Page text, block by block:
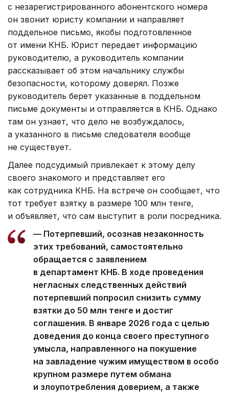
с незарегистрированного абонентского номера
он звонит юристу компании и направляет
поддельное письмо, якобы подготовленное
от имени КНБ. Юрист передает информацию
руководителю, а руководитель компании
рассказывает об этом начальнику службы
безопасности, которому доверял. Позже
руководитель берет указанные в поддельном
письме документы и отправляется в КНБ. Однако
там он узнает, что дело не возбуждалось,
а указанного в письме следователя вообще
не существует.
Далее подсудимый привлекает к этому делу
своего знакомого и представляет его
как сотрудника КНБ. На встрече он сообщает, что
тот требует взятку в размере 100 млн тенге,
и объявляет, что сам выступит в роли посредника.
— Потерпевший, осознав незаконность
этих требований, самостоятельно
обращается с заявлением
в департамент КНБ. В ходе проведения
негласных следственных действий
потерпевший попросил снизить сумму
взятки до 50 млн тенге и достиг
соглашения. В январе 2026 года с целью
доведения до конца своего преступного
умысла, направленного на покушение
на завладение чужим имуществом в особо
крупном размере путем обмана
и злоупотребления доверием, а также